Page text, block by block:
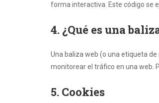
forma interactiva. Este código se
4. ¿Qué es una
Una baliza web (o una etiqueta
monitorear el tráfico en una web.
5. Cookies